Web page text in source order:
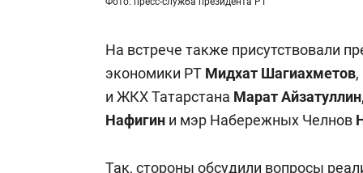
На встрече также присутствовали
экономики РТ Мидхат Шагиахметов
и ЖКХ Татарстана Марат Айзатуллин
Нафигин и мэр Набережных Челнов
Так, стороны обсудили вопросы